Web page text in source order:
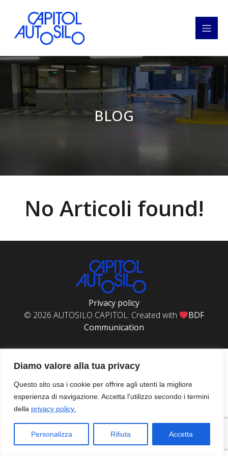
Diamo valore alla tua privacy
Questo sito usa i cookie per offrire agli utenti la migliore
esperienza di navigazione. Accetta l'utilizzo secondo i termini
della privacy policy.
Personalizza Rifiuta Accetta
BLOG
No Articoli found!
Privacy policy
© 2026 AUTOSILO CAPITOL. Created with
BDF
Communication